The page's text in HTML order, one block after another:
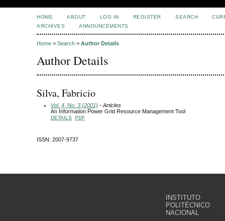
HOME ABOUT LOG IN REGISTER SEARCH
ARCHIVES
ANNOUNCEMENTS
Home > Search > Author Details
Author Details
Silva, Fabricio
Vol. 4, No. 3 (2001) - Articles
An Information Power Grid Resource Management Tool
DETAILS PDF
ISSN: 2007-9737
INSTITUTO
POLITÉCNICO
NACIONAL